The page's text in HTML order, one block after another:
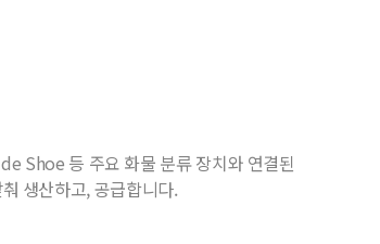
Shoe 등 주요 화물 분류 장치와 연결된
생산하고, 공급합니다.